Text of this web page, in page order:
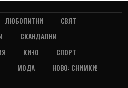
ЛЮБОПИТНИ
СВЯТ
СКАНДАЛНИ
КИНО
СПОРТ
МОДА
НОВО: СНИМКИ!